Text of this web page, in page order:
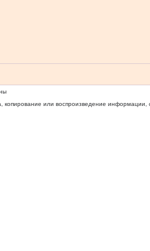
копирование или воспроизведение